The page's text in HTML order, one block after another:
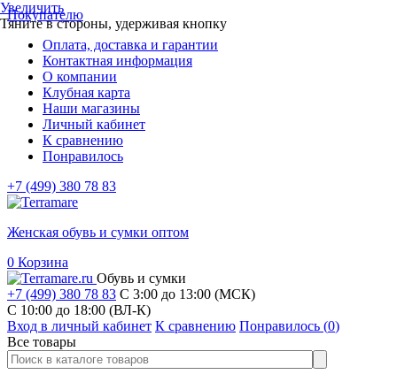
Покупателю
Оплата, доставка и гарантии
Контактная информация
О компании
Клубная карта
Наши магазины
Личный кабинет
К сравнению
Понравилось
+7 (499) 380 78 83
Женская обувь и сумки оптом
0 Корзина
Обувь и сумки
+7 (499) 380 78 83 С 3:00 до 13:00 (МСК)
C 10:00 до 18:00 (ВЛ-К)
Вход в личный кабинет К сравнению Понравилось (0)
Все товары
Увеличить
Тяните в стороны, удерживая кнопку